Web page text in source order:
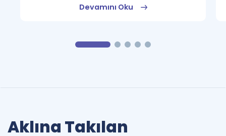
Devamını Oku
Aklına Takılan